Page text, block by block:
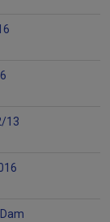
13
Dam